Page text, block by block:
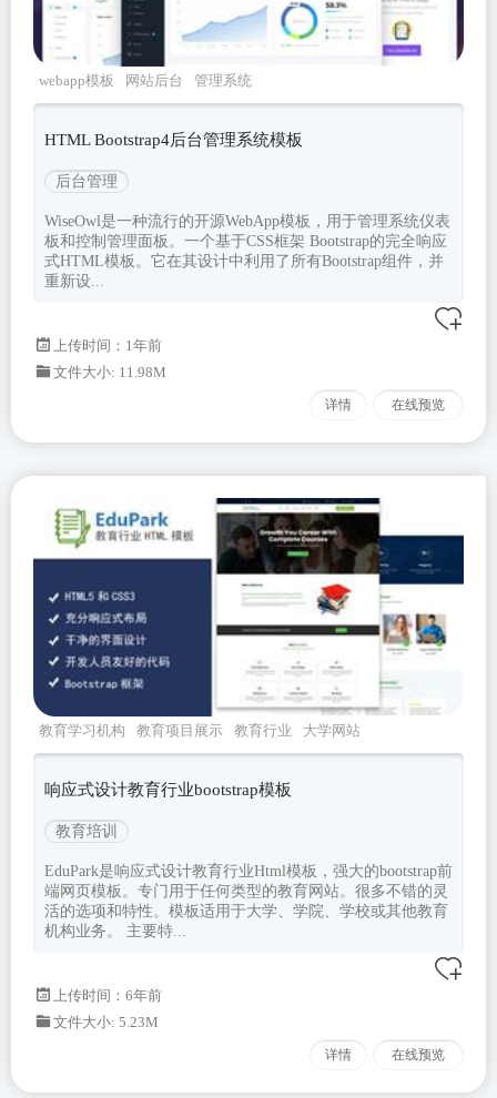
webapp模板 网站后台
管理系统
wiseowl
Bootstrapv400
HTML Bootstrap4后台管理系统模板
后台管理
WiseOwl是一种流行的开源WebApp模板，用于管理系统仪表
板和控制管理面板。一个基于CSS框架 Bootstrap的完全响应
式HTML模板。它在其设计中利用了所有Bootstrap组件，并
重新设...
上传时间：1年前
文件大小: 11.98M
详情 在线预览
教育学习机构 教育项目展示 教育行业
大学网站
学校网页
响应式设计教育行业bootstrap模板
教育培训
EduPark是响应式设计教育行业Html模板，强大的bootstrap前
端网页模板。专门用于任何类型的教育网站。很多不错的灵
活的选项和特性。模板适用于大学、学院、学校或其他教育
机构业务。 主要特...
上传时间：6年前
文件大小: 5.23M
详情 在线预览